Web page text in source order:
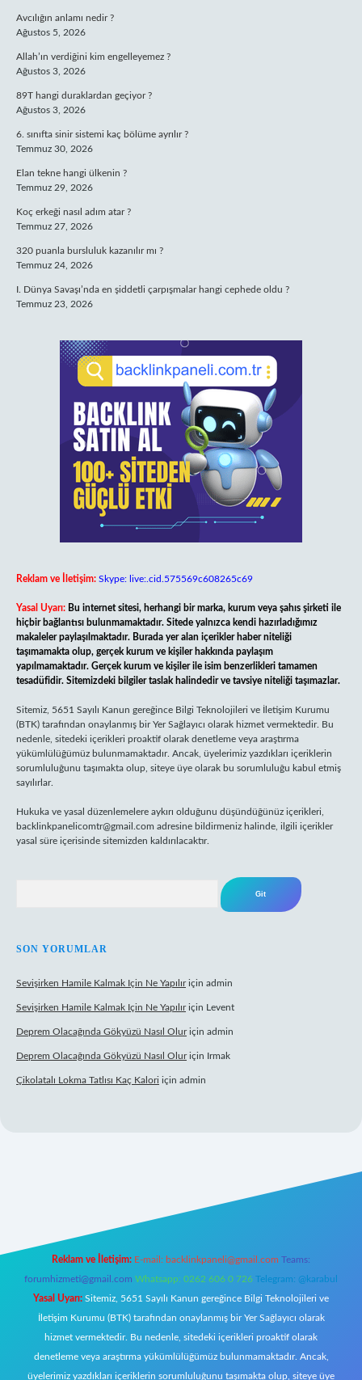
Avcılığın anlamı nedir ?
Ağustos 5, 2026
Allah’ın verdiğini kim engelleyemez ?
Ağustos 3, 2026
89T hangi duraklardan geçiyor ?
Ağustos 3, 2026
6. sınıfta sinir sistemi kaç bölüme ayrılır ?
Temmuz 30, 2026
Elan tekne hangi ülkenin ?
Temmuz 29, 2026
Koç erkeği nasıl adım atar ?
Temmuz 27, 2026
320 puanla bursluluk kazanılır mı ?
Temmuz 24, 2026
I. Dünya Savaşı’nda en şiddetli çarpışmalar hangi cephede oldu ?
Temmuz 23, 2026
Reklam ve İletişim: Skype: live:.cid.575569c608265c69
Yasal Uyarı: Bu internet sitesi, herhangi bir marka, kurum veya şahıs şirketi ile
hiçbir bağlantısı bulunmamaktadır. Sitede yalnızca kendi hazırladığımız
makaleler paylaşılmaktadır. Burada yer alan içerikler haber niteliği
taşımamakta olup, gerçek kurum ve kişiler hakkında paylaşım
yapılmamaktadır. Gerçek kurum ve kişiler ile isim benzerlikleri tamamen
tesadüfidir. Sitemizdeki bilgiler taslak halindedir ve tavsiye niteliği taşımazlar.
Sitemiz, 5651 Sayılı Kanun gereğince Bilgi Teknolojileri ve İletişim Kurumu
(BTK) tarafından onaylanmış bir Yer Sağlayıcı olarak hizmet vermektedir. Bu
nedenle, sitedeki içerikleri proaktif olarak denetleme veya araştırma
yükümlülüğümüz bulunmamaktadır. Ancak, üyelerimiz yazdıkları içeriklerin
sorumluluğunu taşımakta olup, siteye üye olarak bu sorumluluğu kabul etmiş
sayılırlar.
Hukuka ve yasal düzenlemelere aykırı olduğunu düşündüğünüz içerikleri,
backlinkpanelicomtr@gmail.com adresine bildirmeniz halinde, ilgili içerikler
yasal süre içerisinde sitemizden kaldırılacaktır.
SON YORUMLAR
Sevişirken Hamile Kalmak Için Ne Yapılıriçin admin
Sevişirken Hamile Kalmak Için Ne Yapılıriçin Levent
Deprem Olacağında Gökyüzü Nasıl Oluriçin admin
Deprem Olacağında Gökyüzü Nasıl Oluriçin Irmak
Çikolatalı Lokma Tatlısı Kaç Kalori için admin
Reklam ve İletişim: E-mail: backlinkpaneli@gmail.com Teams:
forumhizmeti@gmail.com Whatsapp: 0262 606 0 726 Telegram: @karabul
Yasal Uyarı: Sitemiz, 5651 Sayılı Kanun gereğince Bilgi Teknolojileri ve
İletişim Kurumu (BTK) tarafından onaylanmış bir Yer Sağlayıcı olarak
hizmet vermektedir. Bu nedenle, sitedeki içerikleri proaktif olarak
denetleme veya araştırma yükümlülüğümüz bulunmamaktadır. Ancak,
üyelerimiz yazdıkları içeriklerin sorumluluğunu taşımakta olup, siteye üye